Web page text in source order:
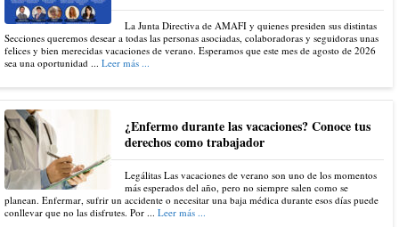
La Junta Directiva de AMAFI y quienes presiden sus distintas
Secciones queremos desear a todas las personas asociadas, colaboradoras y seguidoras unas
felices y bien merecidas vacaciones de verano. Esperamos que este mes de agosto de 2026
sea una oportunidad ... Leer más ...
¿Enfermo durante las vacaciones? Conoce tus
derechos como trabajador
Legálitas Las vacaciones de verano son uno de los momentos
más esperados del año, pero no siempre salen como se
planean. Enfermar, sufrir un accidente o necesitar una baja médica durante esos días puede
conllevar que no las disfrutes. Por ... Leer más ...